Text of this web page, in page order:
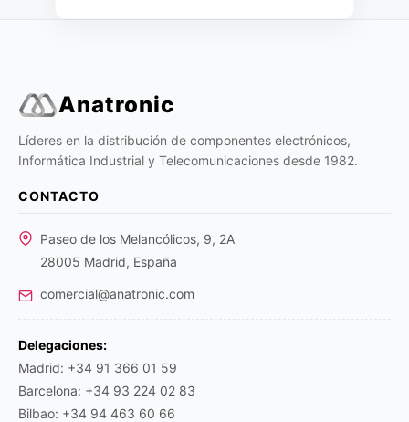
Anatronic
Líderes en la distribución de componentes electrónicos,
Informática Industrial y Telecomunicaciones desde 1982.
CONTACTO
Paseo de los Melancólicos, 9, 2A
28005 Madrid, España
comercial@anatronic.com
Delegaciones:
Madrid: +34 91 366 01 59
Barcelona: +34 93 224 02 83
Bilbao: +34 94 463 60 66